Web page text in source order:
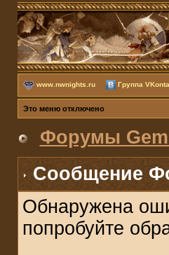
www.nwnights.ru Группа
Это меню отключено
Форумы
Сообщение
Обнаружена
попробуйте